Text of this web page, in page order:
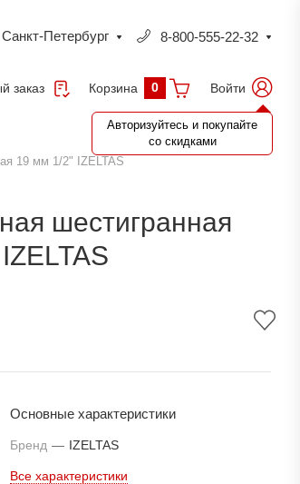
Санкт-Петербург 8-800-555-22-32
заказ Корзина 0 Войти
Авторизуйтесь и покупайте
со скидками
19 мм 1/2" IZELTAS
шестигранная
Основные характеристики
Бренд — IZELTAS
Все характеристики